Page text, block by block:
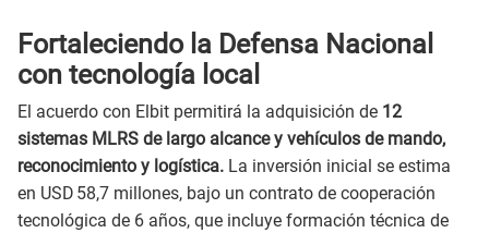
Fortaleciendo la Defensa Nacional
con tecnología local
El acuerdo con Elbit permitirá la adquisición de 12
sistemas MLRS de largo alcance y vehículos de mando,
reconocimiento y logística. La inversión inicial se estima
en USD 58,7 millones, bajo un contrato de cooperación
tecnológica de 6 años, que incluye formación técnica de